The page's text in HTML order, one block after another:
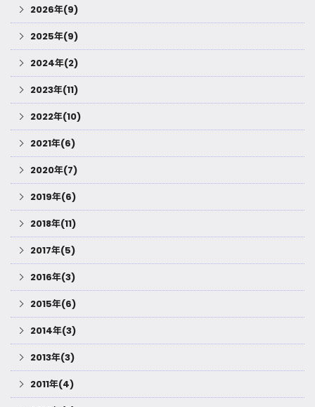
2026年(9)
2025年(9)
2024年(2)
2023年(11)
2022年(10)
2021年(6)
2020年(7)
2019年(6)
2018年(11)
2017年(5)
2016年(3)
2015年(6)
2014年(3)
2013年(3)
2011年(4)